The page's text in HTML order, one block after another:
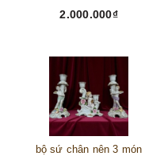
2.000.000₫
bộ sứ chân nên 3 món